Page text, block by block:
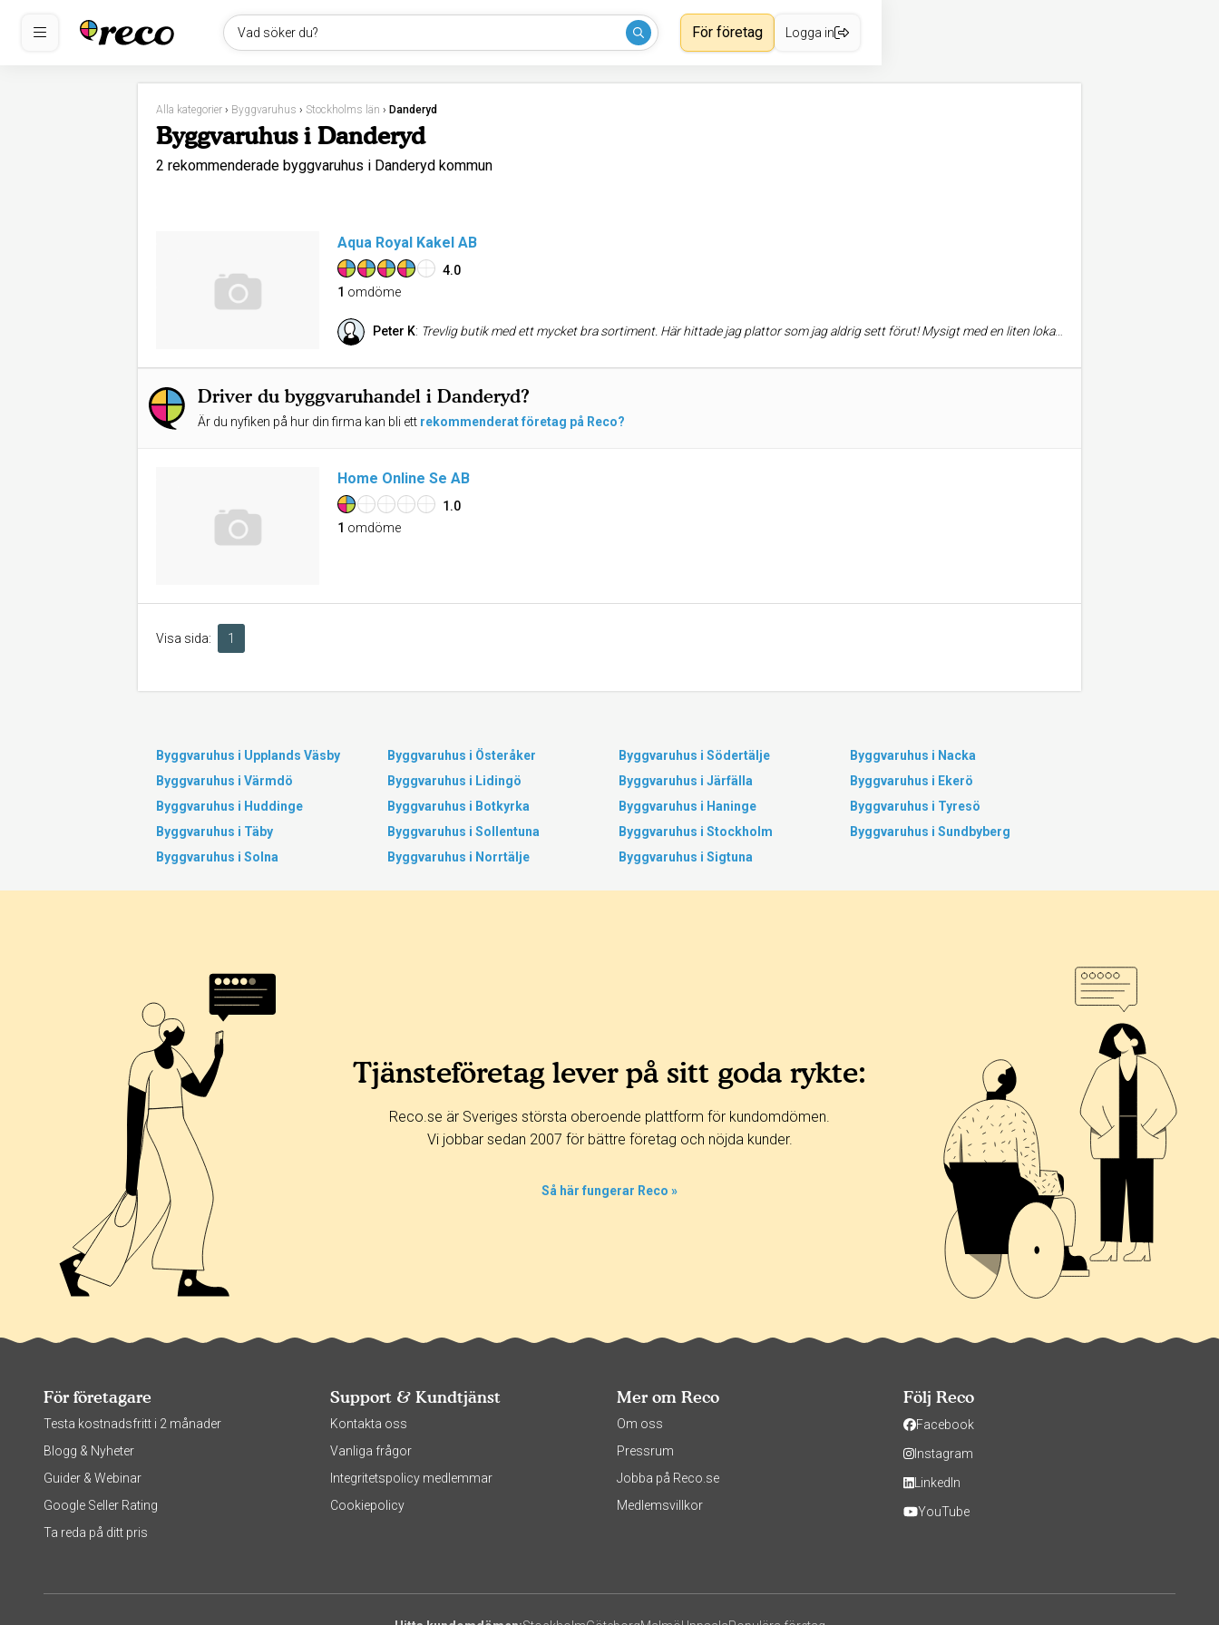
Vad söker du? För företag Logga in
Alla kategorier › Byggvaruhus › Stockholms län › Danderyd
Byggvaruhus i Danderyd
2 rekommenderade byggvaruhus i Danderyd kommun
Aqua Royal Kakel AB
4.0
1 omdöme
Peter K: Trevlig butik med ett mycket bra sortiment. Här hittade jag plattor som jag aldrig sett förut! Mysigt med en liten lokal och inte så mycket bås. Jag fick bra hjälp av personalen och vart verkligen inspirerad!
Driver du byggvaruhandel i Danderyd?
Är du nyfiken på hur din firma kan bli ett rekommenderat företag på Reco?
Home Online Se AB
1.0
1 omdöme
Visa sida: 1
Byggvaruhus i Upplands Väsby Byggvaruhus i Österåker Byggvaruhus i Södertälje
Byggvaruhus i Nacka
Byggvaruhus i Värmdö
Byggvaruhus i Lidingö Byggvaruhus i Järfälla
Byggvaruhus i Ekerö
Byggvaruhus i Huddinge
Byggvaruhus i Botkyrka Byggvaruhus i Haninge
Byggvaruhus i Tyresö
Byggvaruhus i Täby
Byggvaruhus i Sollentuna Byggvaruhus i Stockholm
Byggvaruhus i Sundbyberg
Byggvaruhus i Solna
Byggvaruhus i Norrtälje Byggvaruhus i Sigtuna
Tjänsteföretag lever på sitt goda rykte:
Reco.se är Sveriges största oberoende plattform för kundomdömen.
Vi jobbar sedan 2007 för bättre företag och nöjda kunder.
Så här fungerar Reco »
För företagare
Testa kostnadsfritt i 2 månader
Blogg & Nyheter
Guider & Webinar
Google Seller Rating
Ta reda på ditt pris
Support & Kundtjänst
Kontakta oss
Vanliga frågor
Integritetspolicy medlemmar
Cookiepolicy
Mer om Reco
Om oss
Pressrum
Jobba på Reco.se
Medlemsvillkor
Följ Reco
Facebook
Instagram
LinkedIn
YouTube